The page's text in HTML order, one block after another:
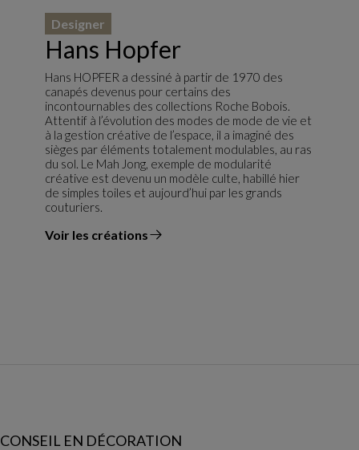
Hans Hopfer
Designer
Hans HOPFER a dessiné à partir de 1970 des
canapés devenus pour certains des
incontournables des collections Roche Bobois.
Attentif à l’évolution des modes de mode de vie et
à la gestion créative de l’espace, il a imaginé des
sièges par éléments totalement modulables, au ras
du sol. Le Mah Jong, exemple de modularité
créative est devenu un modèle culte, habillé hier
de simples toiles et aujourd’hui par les grands
couturiers.
Voir les créations
du designer
CONSEIL EN DÉCORATION